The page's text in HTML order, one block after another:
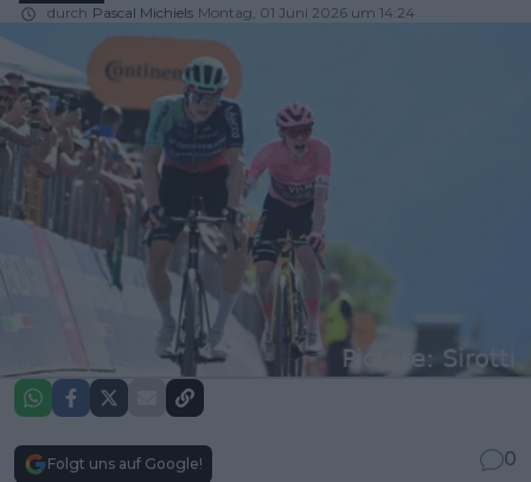
durch Pascal Michiels Montag, 01 Juni 2026 um 14:24
Folgt uns auf Google!
0